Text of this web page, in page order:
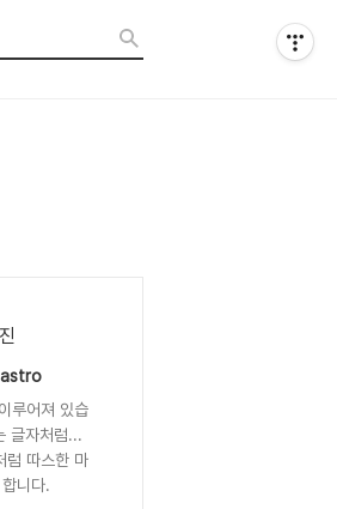
루어져 있습
글자처럼...
럼 따스한 마
니다.